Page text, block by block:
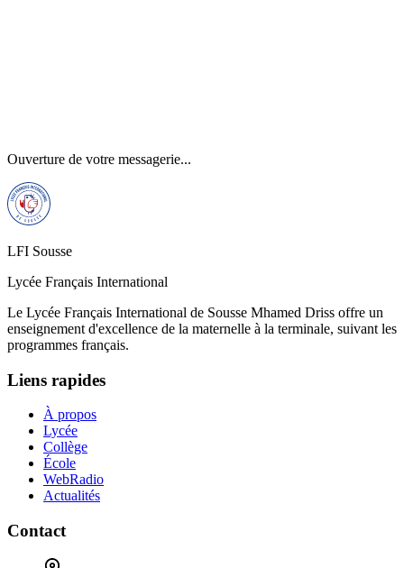
Ouverture de votre messagerie...
LFI Sousse
Lycée Français International
Le Lycée Français International de Sousse Mhamed Driss offre un
enseignement d'excellence de la maternelle à la terminale, suivant les
programmes français.
Liens rapides
À propos
Lycée
Collège
École
WebRadio
Actualités
Contact